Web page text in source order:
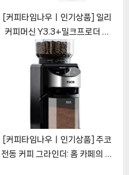
[커피타임나우ㅣ인기상품] 일리
커피머신 Y3.3+밀크프로더 세
트: 가정에서 바리스타 품질의 커
피를 즐기세요
[CoffeeTimeNOWㅣ추천상
품]
[커피타임나우ㅣ인기상품] 주코
전동 커피 그라인더: 홈 카페의 필